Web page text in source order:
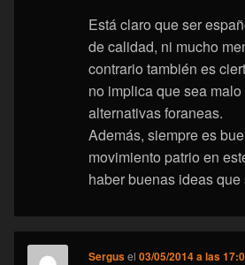
Está claro que ser
de calidad, ni mucho
contrario también es
no implica que sea
alternativas foraneas.
Además, siempre es
movimiento patrio en
haber buenas ideas
Sergusel03/05/2014 a las